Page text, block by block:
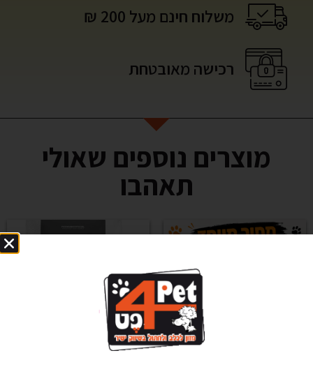
משלוח חינם מעל 200 ₪
רכישה מאובטחת
מוצרים נוספים שאולי
תאהבו